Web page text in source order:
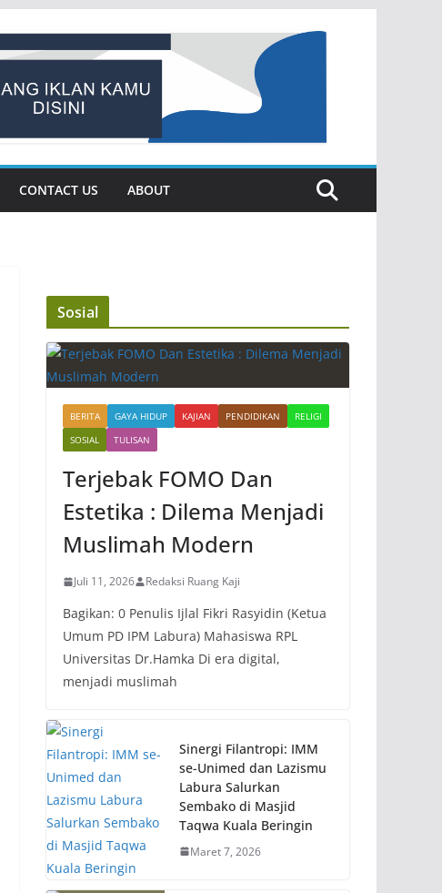
CONTACT US ABOUT
Sosial
BERITA GAYA HIDUP KAJIAN PENDIDIKAN
RELIGI
SOSIAL
TULISAN
Terjebak FOMO Dan
Estetika : Dilema Menjadi
Muslimah Modern
Juli 11, 2026 Redaksi Ruang Kaji
Bagikan: 0 Penulis Ijlal Fikri Rasyidin (Ketua
Umum PD IPM Labura) Mahasiswa RPL
Universitas Dr.Hamka Di era digital,
menjadi muslimah
Sinergi Filantropi: IMM
se-Unimed dan Lazismu
Labura Salurkan
Sembako di Masjid
Taqwa Kuala Beringin
Maret 7, 2026